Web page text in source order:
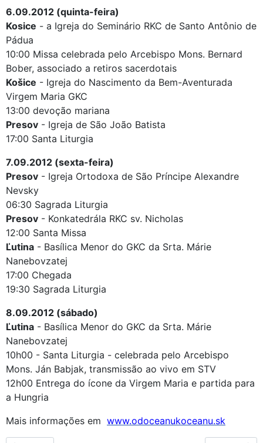
6.09.2012 (quinta-feira)
Kosice - a Igreja do Seminário RKC de Santo Antônio de
Pádua
10:00 Missa celebrada pelo Arcebispo Mons. Bernard
Bober, associado a retiros sacerdotais
Košice - Igreja do Nascimento da Bem-Aventurada
Virgem Maria GKC
13:00 devoção mariana
Presov - Igreja de São João Batista
17:00 Santa Liturgia
7.09.2012 (sexta-feira)
Presov - Igreja Ortodoxa de São Príncipe Alexandre
Nevsky
06:30 Sagrada Liturgia
Presov - Konkatedrála RKC sv. Nicholas
12:00 Santa Missa
Ľutina - Basílica Menor do GKC da Srta. Márie
Nanebovzatej
17:00 Chegada
19:30 Sagrada Liturgia
8.09.2012 (sábado)
Ľutina - Basílica Menor do GKC da Srta. Márie
Nanebovzatej
10h00 - Santa Liturgia - celebrada pelo Arcebispo
Mons. Ján Babjak, transmissão ao vivo em STV
12h00 Entrega do ícone da Virgem Maria e partida para
a Hungria
Mais informações em www.odoceanukoceanu.sk